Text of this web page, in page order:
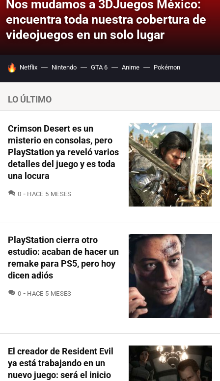
Nos mudamos a 3DJuegos México:
encuentra toda nuestra cobertura de
videojuegos en un solo lugar
HOY SE HABLA DE
Netflix Nintendo GTA 6 Anime Pokémon
LO ÚLTIMO
Crimson Desert es un
misterio en consolas, pero
PlayStation ya reveló varios
detalles del juego y es toda
una locura
0 COMENTARIOS
HACE 5 MESES
PlayStation cierra otro
estudio: acaban de hacer un
remake para PS5, pero hoy
dicen adiós
0 COMENTARIOS
HACE 5 MESES
El creador de Resident Evil
ya está trabajando en un
nuevo juego: será el inicio